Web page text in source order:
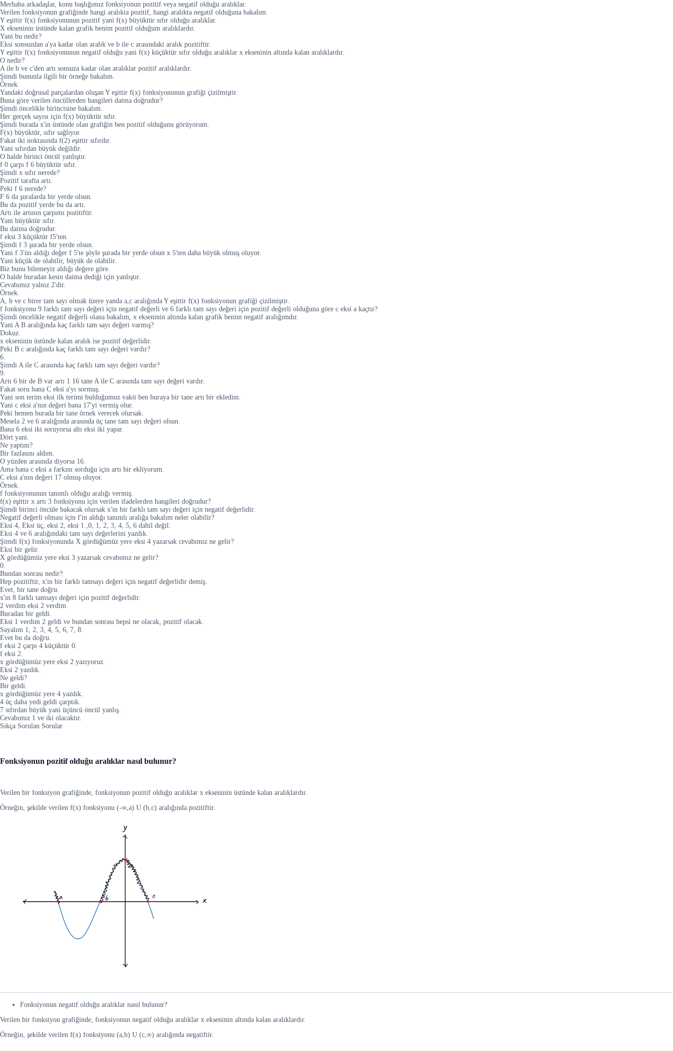
Merhaba arkadaşlar, konu başlığımız fonksiyonun pozitif veya negatif olduğu aralıklar.
Verilen fonksiyonun grafiğinde hangi aralıkta pozitif, hangi aralıkta negatif olduğuna bakalım.
Y eşittir f(x) fonksiyonunun pozitif yani f(x) büyüktür sıfır olduğu aralıklar.
X ekseninin üstünde kalan grafik benim pozitif olduğum aralıklardır.
Yani bu nedir?
Eksi sonsuzdan a'ya kadar olan aralık ve b ile c arasındaki aralık pozitiftir.
Y eşittir f(x) fonksiyonunun negatif olduğu yani f(x) küçüktür sıfır olduğu aralıklar x ekseninin altında kalan aralıklardır.
O nedir?
A ile b ve c'den artı sonsuza kadar olan aralıklar pozitif aralıklardır.
Şimdi bununla ilgili bir örneğe bakalım.
Örnek.
Yandaki doğrusal parçalardan oluşan Y eşittir f(x) fonksiyonunun grafiği çizilmiştir.
Buna göre verilen öncüllerden hangileri daima doğrudur?
Şimdi öncelikle birincisine bakalım.
Her gerçek sayısı için f(x) büyüktür sıfır.
Şimdi burada x'in üstünde olan grafiğin ben pozitif olduğunu görüyorum.
F(x) büyüktür, sıfır sağlıyor.
Fakat iki noktasında f(2) eşittir sıfırdır.
Yani sıfırdan büyük değildir.
O halde birinci öncül yanlıştır.
f 0 çarpı f 6 büyüktür sıfır.
Şimdi x sıfır nerede?
Pozitif tarafta artı.
Peki f 6 nerede?
F 6 da şuralarda bir yerde olsun.
Bu da pozitif yerde bu da artı.
Artı ile artının çarpımı pozitiftir.
Yani büyüktür sıfır.
Bu daima doğrudur.
f eksi 3 küçüktür f5'ten.
Şimdi f 3 şurada bir yerde olsun.
Yani f 3'ün aldığı değer f 5'te şöyle şurada bir yerde olsun x 5'ten daha büyük olmuş oluyor.
Yani küçük de olabilir, büyük de olabilir.
Biz bunu bilemeyiz aldığı değere göre.
O halde buradan kesin daima dediği için yanlıştır.
Cevabımız yalnız 2'dir.
Örnek.
A, b ve c birer tam sayı olmak üzere yanda a,c aralığında Y eşittir f(x) fonksiyonun grafiği çizilmiştir.
f fonksiyonu 9 farklı tam sayı değeri için negatif değerli ve 6 farklı tam sayı değeri için pozitif değerli olduğuna göre c eksi a kaçtır?
Şimdi öncelikle negatif değerli olana bakalım, x ekseninin altında kalan grafik benim negatif aralığımdır.
Yani A B aralığında kaç farklı tam sayı değeri varmış?
Dokuz.
x ekseninin üstünde kalan aralık ise pozitif değerlidir.
Peki B c aralığında kaç farklı tam sayı değeri vardır?
6.
Şimdi A ile C arasında kaç farklı tam sayı değeri vardır?
9.
Artı 6 bir de B var artı 1 16 tane A ile C arasında tam sayı değeri vardır.
Fakat soru bana C eksi a'yı sormuş.
Yani son terim eksi ilk terimi bulduğumuz vakit ben buraya bir tane artı bir ekledim.
Yani c eksi a'nın değeri bana 17'yi vermiş olur.
Peki hemen burada bir tane örnek verecek olursak.
Mesela 2 ve 6 aralığında arasında üç tane tam sayı değeri olsun.
Bana 6 eksi iki soruyorsa altı eksi iki yapar.
Dört yani.
Ne yaptım?
Bir fazlasını aldım.
O yüzden arasında diyorsa 16.
Ama bana c eksi a farkını sorduğu için artı bir ekliyorum.
C eksi a'nın değeri 17 olmuş oluyor.
Örnek.
f fonksiyonunun tanımlı olduğu aralığı vermiş.
f(x) eşittir x artı 3 fonksiyonu için verilen ifadelerden hangileri doğrudur?
Şimdi birinci öncüle bakacak olursak x'in bir farklı tam sayı değeri için negatif değerlidir.
Negatif değerli olması için f'in aldığı tanımlı aralığa bakalım neler olabilir?
Eksi 4, Eksi üç, eksi 2, eksi 1 ,0, 1, 2, 3, 4, 5, 6 dahil değil.
Eksi 4 ve 6 aralığındaki tam sayı değerlerini yazdık.
Şimdi f(x) fonksiyonunda X gördüğümüz yere eksi 4 yazarsak cevabımız ne gelir?
Eksi bir gelir.
X gördüğümüz yere eksi 3 yazarsak cevabımız ne gelir?
0.
Bundan sonrası nedir?
Hep pozitiftir, x'in bir farklı tamsayı değeri için negatif değerlidir demiş.
Evet, bir tane doğru.
x'in 8 farklı tamsayı değeri için pozitif değerlidir.
2 verdim eksi 2 verdim.
Buradan bir geldi.
Eksi 1 verdim 2 geldi ve bundan sonrası hepsi ne olacak, pozitif olacak.
Sayalım 1, 2, 3, 4, 5, 6, 7, 8.
Evet bu da doğru.
f eksi 2 çarpı 4 küçüktür 0.
f eksi 2.
x gördüğümüz yere eksi 2 yazıyoruz.
Eksi 2 yazdık.
Ne geldi?
Bir geldi.
x gördüğümüz yere 4 yazdık.
4 üç daha yedi geldi çarptık.
7 sıfırdan büyük yani üçüncü öncül yanlış.
Cevabımız 1 ve iki olacaktır.
Sıkça Sorulan Sorular
Fonksiyonun pozitif olduğu aralıklar nasıl bulunur?
Verilen bir fonksiyon grafiğinde, fonksiyonun pozitif olduğu aralıklar x ekseninin üstünde kalan aralıklardır.
Örneğin, şekilde verilen f(x) fonksiyonu (-∞,a) U (b,c) aralığında pozitiftir.
Fonksiyonun negatif olduğu aralıklar nasıl bulunur?
Verilen bir fonksiyon grafiğinde, fonksiyonun negatif olduğu aralıklar x ekseninin altında kalan aralıklardır.
Örneğin, şekilde verilen f(x) fonksiyonu (a,b) U (c,∞) aralığında negatiftir.